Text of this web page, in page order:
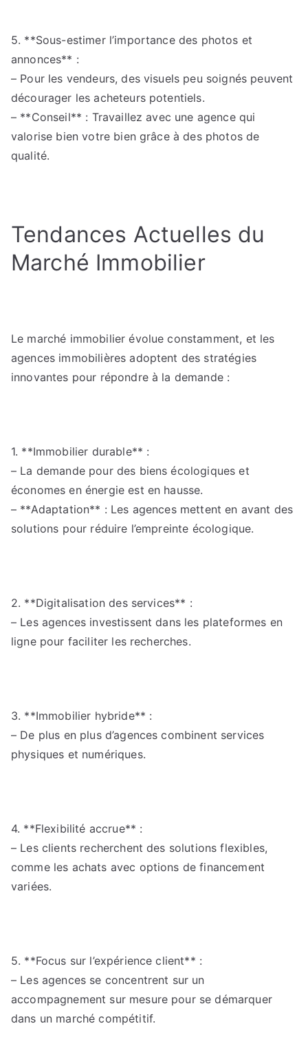
5. **Sous-estimer l’importance des photos et
annonces** :
– Pour les vendeurs, des visuels peu soignés peuvent
décourager les acheteurs potentiels.
– **Conseil** : Travaillez avec une agence qui
valorise bien votre bien grâce à des photos de
qualité.
Tendances Actuelles du
Marché Immobilier
Le marché immobilier évolue constamment, et les
agences immobilières adoptent des stratégies
innovantes pour répondre à la demande :
1. **Immobilier durable** :
– La demande pour des biens écologiques et
économes en énergie est en hausse.
– **Adaptation** : Les agences mettent en avant des
solutions pour réduire l’empreinte écologique.
2. **Digitalisation des services** :
– Les agences investissent dans les plateformes en
ligne pour faciliter les recherches.
3. **Immobilier hybride** :
– De plus en plus d’agences combinent services
physiques et numériques.
4. **Flexibilité accrue** :
– Les clients recherchent des solutions flexibles,
comme les achats avec options de financement
variées.
5. **Focus sur l’expérience client** :
– Les agences se concentrent sur un
accompagnement sur mesure pour se démarquer
dans un marché compétitif.